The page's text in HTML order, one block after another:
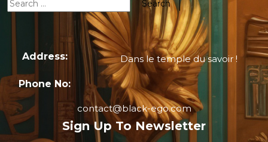
Address: Dans le temple du savoir !
Phone No:
contact@black-ego.com
Sign Up To Newsletter